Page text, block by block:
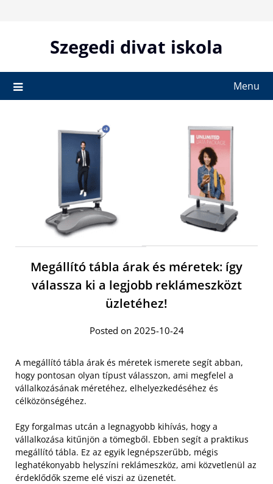
Szegedi divat iskola
Menu
Megállító tábla árak és méretek: így
válassza ki a legjobb reklámeszközt
üzletéhez!
Posted on 2025-10-24
A megállító tábla árak és méretek ismerete segít abban,
hogy pontosan olyan típust válasszon, ami megfelel a
vállalkozásának méretéhez, elhelyezkedéséhez és
célközönségéhez.
Egy forgalmas utcán a legnagyobb kihívás, hogy a
vállalkozása kitűnjön a tömegből. Ebben segít a praktikus
megállító tábla. Ez az egyik legnépszerűbb, mégis
leghatékonyabb helyszíni reklámeszköz, ami közvetlenül az
érdeklődők szeme elé viszi az üzenetét.